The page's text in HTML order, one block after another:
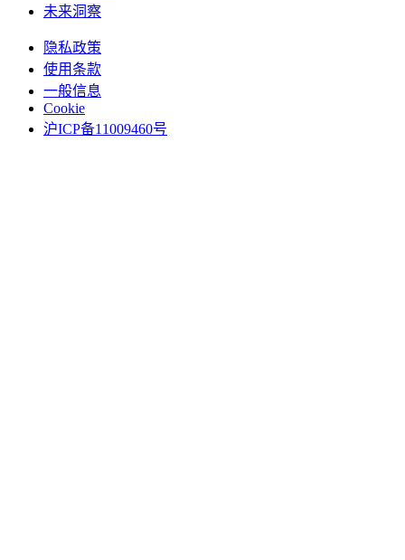
未来洞察
隐私政策
使用条款
一般信息
Cookie
沪ICP备11009460号